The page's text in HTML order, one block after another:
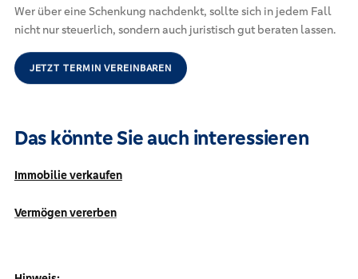
Wer über eine Schenkung nachdenkt, sollte sich in jedem Fall
nicht nur steuerlich, sondern auch juristisch gut beraten lassen.
JETZT TERMIN VEREINBAREN
Das könnte Sie auch interessieren
Immobilie verkaufen
Vermögen vererben